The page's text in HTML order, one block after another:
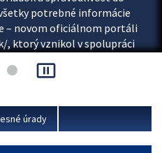
potrebné informácie
– novom oficiálnom portáli
ktorý vznikol v spolupráci
a Ministerstva vnútra SR.
pause_presentation
úrady